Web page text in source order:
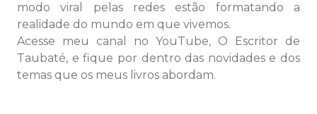
modo viral pelas redes estão formatando a
realidade do mundo em que vivemos.
Acesse meu canal no YouTube, O Escritor de
Taubaté, e fique por dentro das novidades e dos
temas que os meus livros abordam.